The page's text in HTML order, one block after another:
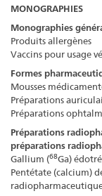
MONOGRAPHIES
Monographies
Produits allergènes
Vaccins pour usage
Formes
Mousses
Préparations
Préparations
Préparations
préparations
Gallium (68Ga)
Pentétate (calcium)